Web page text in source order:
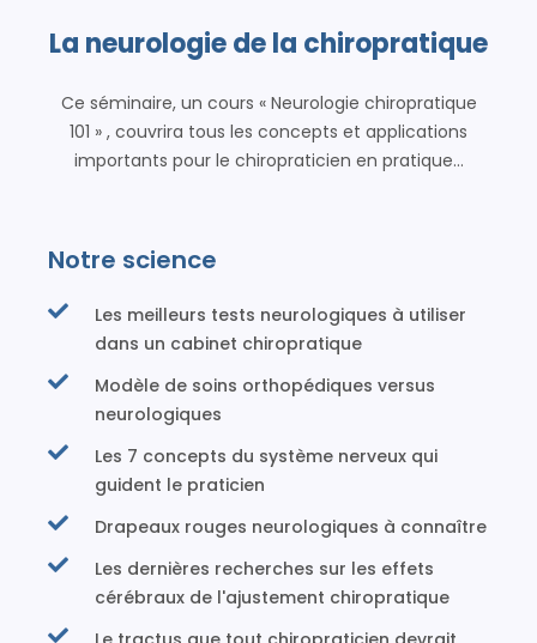
La neurologie de la chiropratique
Ce séminaire, un cours « Neurologie chiropratique
101 » , couvrira tous les concepts et applications
importants pour le chiropraticien en pratique…
Notre science
Les meilleurs tests neurologiques à utiliser
dans un cabinet chiropratique
Modèle de soins orthopédiques versus
neurologiques
Les 7 concepts du système nerveux qui
guident le praticien
Drapeaux rouges neurologiques à connaître
Les dernières recherches sur les effets
cérébraux de l'ajustement chiropratique